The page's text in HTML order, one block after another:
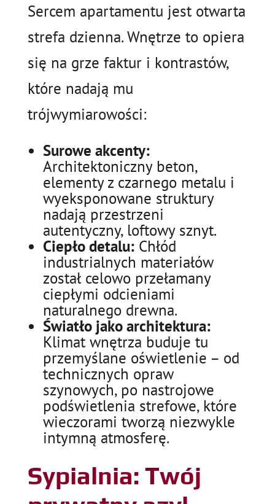
Sercem apartamentu jest otwarta
strefa dzienna. Wnętrze to opiera
się na grze faktur i kontrastów,
które nadają mu
trójwymiarowości:
Surowe akcenty:
Architektoniczny beton,
elementy z czarnego metalu i
wyeksponowane struktury
nadają przestrzeni
autentyczny, loftowy sznyt.
Ciepło detalu:Chłód
industrialnych materiałów
został celowo przełamany
ciepłymi odcieniami
naturalnego drewna.
Światło jako architektura:
Klimat wnętrza buduje tu
przemyślane oświetlenie – od
technicznych opraw
szynowych, po nastrojowe
podświetlenia strefowe, które
wieczorami tworzą niezwykle
intymną atmosferę.
Sypialnia: Twój